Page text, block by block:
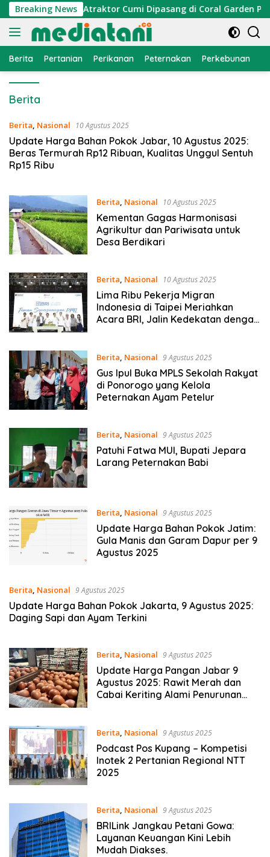
Langsung
ke
konten
Breaking News
Nelayan, Atraktor Cumi Dipasang di Coral Garden Pulau
Berita Pertanian Perikanan Peternakan Perkebunan
Berita
Berita, Nasional 10 Agustus 2025
Update Harga Bahan Pokok Jabar, 10 Agustus 2025:
Beras Termurah Rp12 Ribuan, Kualitas Unggul Sentuh
Rp15 Ribu
Berita, Nasional 10 Agustus 2025
Kementan Gagas Harmonisasi
Agrikultur dan Pariwisata untuk
Desa Berdikari
Berita, Nasional 10 Agustus 2025
Lima Ribu Pekerja Migran
Indonesia di Taipei Meriahkan
Acara BRI, Jalin Kedekatan dengan
Berita, Nasional 9 Agustus 2025
Gus Ipul Buka MPLS Sekolah Rakyat
di Ponorogo yang Kelola
Peternakan Ayam Petelur
Berita, Nasional 9 Agustus 2025
Patuhi Fatwa MUI, Bupati Jepara
Larang Peternakan Babi
Berita, Nasional 9 Agustus 2025
Update Harga Bahan Pokok Jatim:
Gula Manis dan Garam Dapur per 9
Agustus 2025
Berita, Nasional 9 Agustus 2025
Update Harga Bahan Pokok Jakarta, 9 Agustus 2025:
Daging Sapi dan Ayam Terkini
Berita, Nasional 9 Agustus 2025
Update Harga Pangan Jabar 9
Agustus 2025: Rawit Merah dan
Cabai Keriting Alami Penurunan
Berita, Nasional 9 Agustus 2025
Podcast Pos Kupang – Kompetisi
Inotek 2 Pertanian Regional NTT
2025
Berita, Nasional 9 Agustus 2025
BRILink Jangkau Petani Gowa:
Layanan Keuangan Kini Lebih
Mudah Diakses.